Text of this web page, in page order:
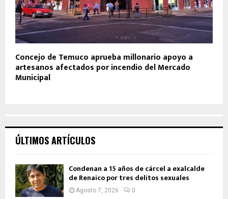
Concejo de Temuco aprueba millonario apoyo a
artesanos afectados por incendio del Mercado
Municipal
ÚLTIMOS ARTÍCULOS
Condenan a 15 años de cárcel a exalcalde
de Renaico por tres delitos sexuales
Agosto 7, 2026 0